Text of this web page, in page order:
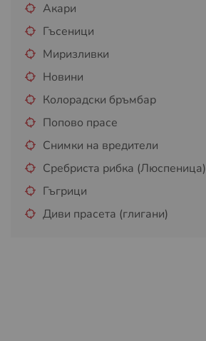
Акари
Гъсеници
Миризливки
Новини
Колорадски бръмбар
Попово прасе
Снимки на вредители
Сребриста рибка (Люспеница)
Гъгрици
Диви прасета (глигани)